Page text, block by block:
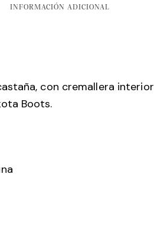
INFORMACIÓN ADICIONAL
con cremallera
Boots.